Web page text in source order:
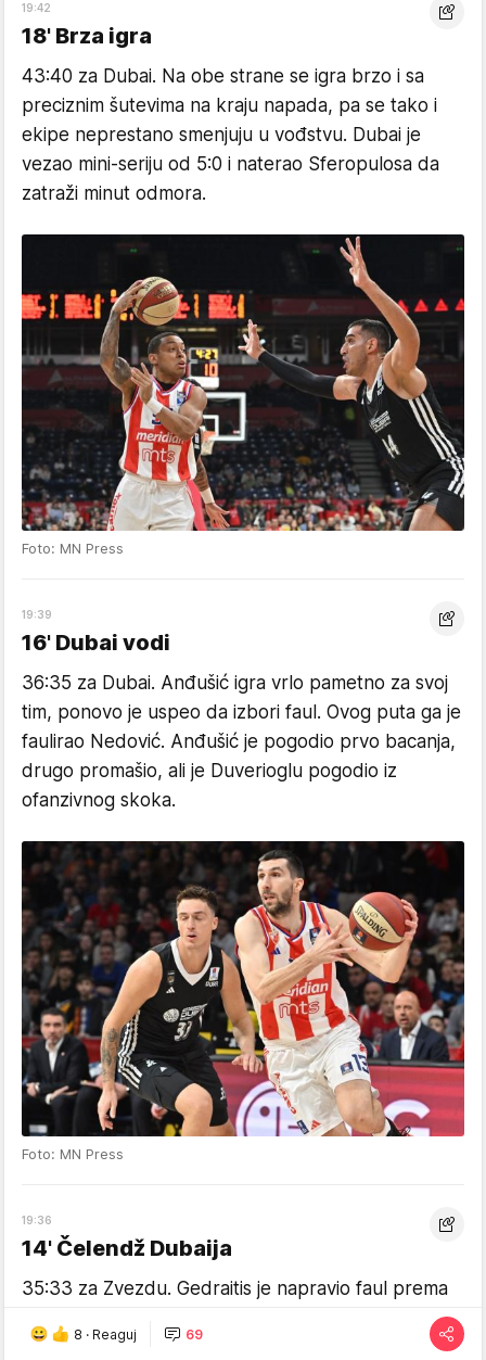
19:42
18' Brza igra
43:40 za Dubai. Na obe strane se igra brzo i sa
preciznim šutevima na kraju napada, pa se tako i
ekipe neprestano smenjuju u vođstvu. Dubai je
vezao mini-seriju od 5:0 i naterao Sferopulosa da
zatraži minut odmora.
Foto: MN Press
19:39
16' Dubai vodi
36:35 za Dubai. Anđušić igra vrlo pametno za svoj
tim, ponovo je uspeo da izbori faul. Ovog puta ga je
faulirao Nedović. Anđušić je pogodio prvo bacanja,
drugo promašio, ali je Duverioglu pogodio iz
ofanzivnog skoka.
Foto: MN Press
19:36
14' Čelendž Dubaija
35:33 za Zvezdu. Gedraitis je napravio faul prema
zatražio je čelendž kako bi se utvrdilo da li je faul
8 · Reaguj 69